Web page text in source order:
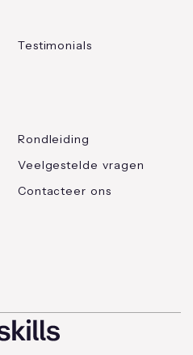
Testimonials
Rondleiding
Veelgestelde vragen
Contacteer ons